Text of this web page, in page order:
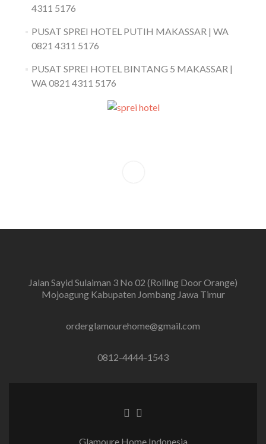
4311 5176
PUSAT SPREI HOTEL PUTIH MAKASSAR | WA
0821 4311 5176
PUSAT SPREI HOTEL BINTANG 5 MAKASSAR |
WA 0821 4311 5176
Jalan Sayid Sulaiman 3 No 02 (Rolling Door Orange)
Mojoagung Kabupaten Jombang Jawa Timur
orderglamourehome@gmail.com
0812-4444-1543
Tautan Facebook
Tautan Instagram
Glamoure Home Indonesia